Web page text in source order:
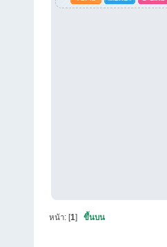
หน้า: [1]ขึ้นบน